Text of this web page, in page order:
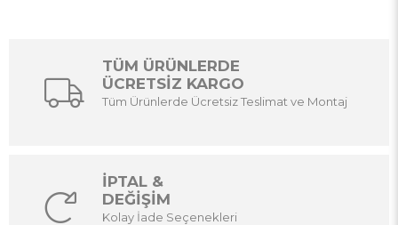
TÜM ÜRÜNLERDE
ÜCRETSİZ KARGO
Tüm Ürünlerde Ücretsiz Teslimat ve Montaj
İPTAL &
DEĞİŞİM
Kolay İade Seçenekleri